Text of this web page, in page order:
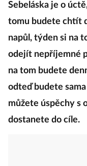
Sebeláska je o
tomu budete chtít
napůl, týden si na
odejít nepříjemné
na tom budete
odteď budete
můžete úspěchy s
dostanete do cíle.